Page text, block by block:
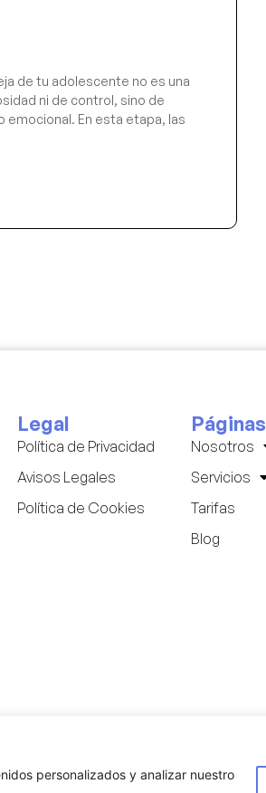
personalizados y analizar nuestro
de tu adolescente no es una
ni de control, sino de
emocional. En esta etapa, las
Legal
Política de Privacidad
Avisos Legales
Política de Cookies
Páginas
Nosotros
Servicios
Tarifas
Blog